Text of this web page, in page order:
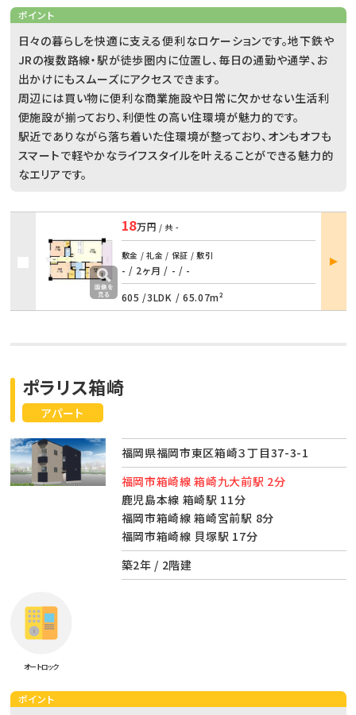
ポイント
日々の暮らしを快適に支える便利なロケーションです。地下鉄や
JRの複数路線・駅が徒歩圏内に位置し、毎日の通勤や通学、お
出かけにもスムーズにアクセスできます。
周辺には買い物に便利な商業施設や日常に欠かせない生活利
便施設が揃っており、利便性の高い住環境が魅力的です。
駅近でありながら落ち着いた住環境が整っており、オンもオフも
スマートで軽やかなライフスタイルを叶えることができる魅力的
なエリアです。
18万円 / 共 -
敷金 / 礼金 / 保証 / 敷引
- / 2ヶ月 / - / -
605 /3LDK / 65.07m²
部屋
詳細
アパート
ポラリス箱崎
福岡県福岡市東区箱崎３丁目37-3-1
福岡市箱崎線 箱崎九大前駅 2分
鹿児島本線 箱崎駅 11分
福岡市箱崎線 箱崎宮前駅 8分
福岡市箱崎線 貝塚駅 17分
築2年 / 2階建
オートロック
ポイント